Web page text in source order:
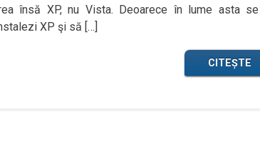
însă XP, nu Vista. Deoarece în lume asta se
XP şi să […]
CITEȘTE